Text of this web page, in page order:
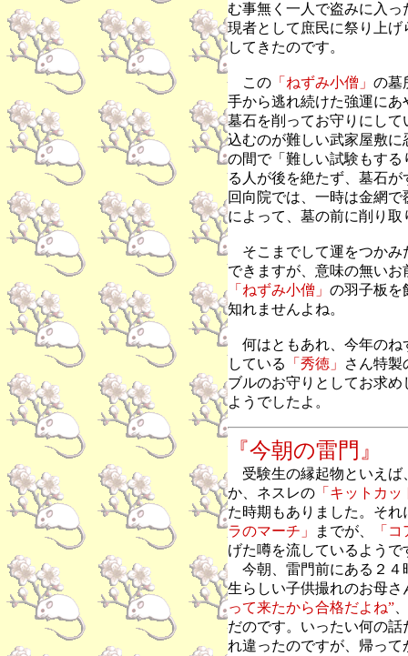
む事無く一人で盗みに入
現者として庶民に祭り上げ
してきたのです。
この 「ねずみ小僧」 の墓
手から逃れ続けた強運に
墓石を削ってお守りにし
込むのが難しい武家屋敷
の間で「難しい試験もす
る人が後を絶たず、墓石
回向院では、 一時は金網で
によって、 墓の前に削り取
そこまでして運をつかみ
できますが、意味の無い
「ねずみ小僧」 の羽子板 を
知れませんよね。
何はともあれ、今年のね
している
「秀徳」
さん特製
ブルのお守りとしてお求
ようでしたよ。
『今朝の雷門』
受験生の縁起物といえば
か、ネスレの 「キットカッ
た時期もありました。そ
ラのマーチ」
までが、
「
げた噂を流しているようで
今朝、雷門前にある２４
生らしい子供撮れのお母
って来たから合格だよね”
だのです。いったい何の
れ違ったのですが、帰っ